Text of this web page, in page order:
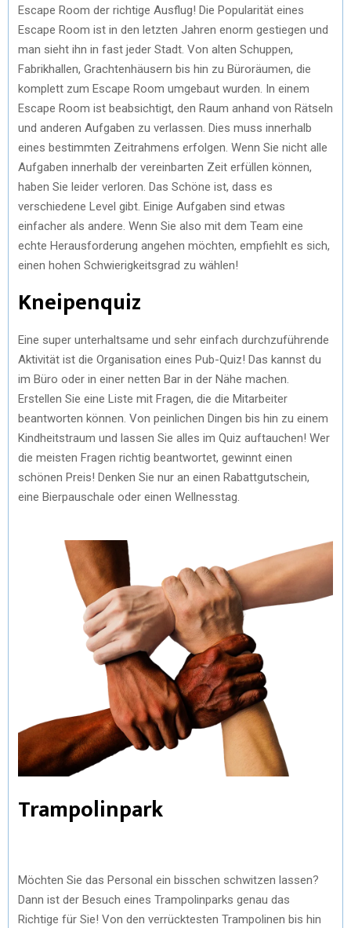
Escape Room der richtige Ausflug! Die Popularität eines
Escape Room ist in den letzten Jahren enorm gestiegen und
man sieht ihn in fast jeder Stadt. Von alten Schuppen,
Fabrikhallen, Grachtenhäusern bis hin zu Büroräumen, die
komplett zum Escape Room umgebaut wurden. In einem
Escape Room ist beabsichtigt, den Raum anhand von Rätseln
und anderen Aufgaben zu verlassen. Dies muss innerhalb
eines bestimmten Zeitrahmens erfolgen. Wenn Sie nicht alle
Aufgaben innerhalb der vereinbarten Zeit erfüllen können,
haben Sie leider verloren. Das Schöne ist, dass es
verschiedene Level gibt. Einige Aufgaben sind etwas
einfacher als andere. Wenn Sie also mit dem Team eine
echte Herausforderung angehen möchten, empfiehlt es sich,
einen hohen Schwierigkeitsgrad zu wählen!
Kneipenquiz
Eine super unterhaltsame und sehr einfach durchzuführende
Aktivität ist die Organisation eines Pub-Quiz! Das kannst du
im Büro oder in einer netten Bar in der Nähe machen.
Erstellen Sie eine Liste mit Fragen, die die Mitarbeiter
beantworten können. Von peinlichen Dingen bis hin zu einem
Kindheitstraum und lassen Sie alles im Quiz auftauchen! Wer
die meisten Fragen richtig beantwortet, gewinnt einen
schönen Preis! Denken Sie nur an einen Rabattgutschein,
eine Bierpauschale oder einen Wellnesstag.
Trampolinpark
Möchten Sie das Personal ein bisschen schwitzen lassen?
Dann ist der Besuch eines Trampolinparks genau das
Richtige für Sie! Von den verrücktesten Trampolinen bis hin